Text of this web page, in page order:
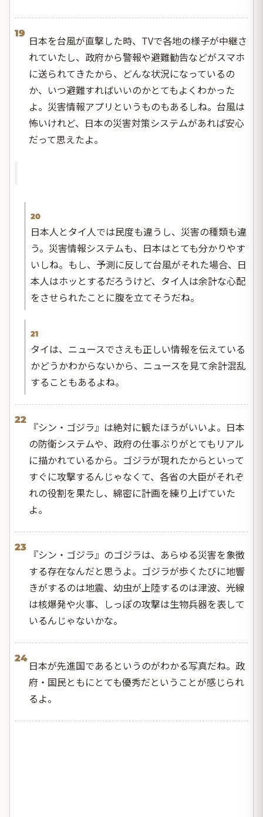
19
日本を台風が直撃した時、TVで各地の様子が中継さ
れていたし、政府から警報や避難勧告などがスマホ
に送られてきたから、どんな状況になっているの
か、いつ避難すればいいのかとてもよくわかった
よ。災害情報アプリというものもあるしね。台風は
怖いけれど、日本の災害対策システムがあれば安心
だって思えたよ。
20
日本人とタイ人では民度も違うし、災害の種類も違
う。災害情報システムも、日本はとても分かりやす
いしね。もし、予測に反して台風がそれた場合、日
本人はホッとするだろうけど、タイ人は余計な心配
をさせられたことに腹を立てそうだね。
21
タイは、ニュースでさえも正しい情報を伝えている
かどうかわからないから、ニュースを見て余計混乱
することもあるよね。
22
『シン・ゴジラ』は絶対に観たほうがいいよ。日本
の防衛システムや、政府の仕事ぶりがとてもリアル
に描かれているから。ゴジラが現れたからといって
すぐに攻撃するんじゃなくて、各省の大臣がそれぞ
れの役割を果たし、綿密に計画を練り上げていた
よ。
23
『シン・ゴジラ』のゴジラは、あらゆる災害を象徴
する存在なんだと思うよ。ゴジラが歩くたびに地響
きがするのは地震、幼虫が上陸するのは津波、光線
は核爆発や火事、しっぽの攻撃は生物兵器を表して
いるんじゃないかな。
24
日本が先進国であるというのがわかる写真だね。政
府・国民ともにとても優秀だということが感じられ
るよ。